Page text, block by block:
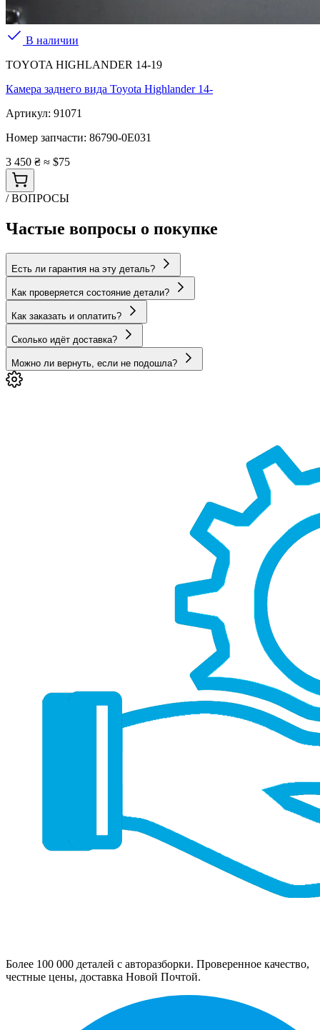
В наличии
TOYOTA HIGHLANDER 14-19
Камера заднего вида Toyota Highlander 14-
Артикул: 91071
Номер запчасти: 86790-0E031
3 450 ₴ ≈ $75
/ ВОПРОСЫ
Частые вопросы о покупке
Есть ли гарантия на эту деталь?
Как проверяется состояние детали?
Как заказать и оплатить?
Сколько идёт доставка?
Можно ли вернуть, если не подошла?
Более 100 000 деталей с авторазборки. Проверенное качество,
честные цены, доставка Новой Почтой.